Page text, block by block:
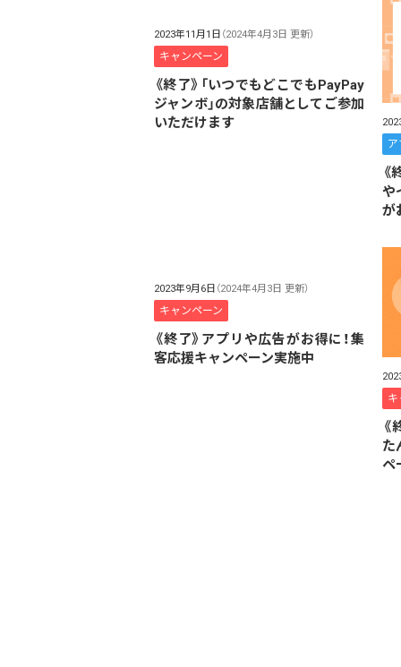
2023年11月1日 （2024年4月3日 更新）
キャンペーン
《終了》「いつでもどこでもPayPay
ジャンボ」の対象店舗としてご参加
いただけます
ア
《
や
が
2023年9月6日 （2024年4月3日 更新）
キャンペーン
《終了》アプリや広告がお得に！集
客応援キャンペーン実施中
キ
《
た
ペ